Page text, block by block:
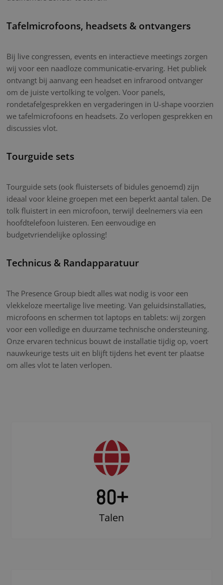
Tafelmicrofoons, headsets & ontvangers
Bij live congressen, events en interactieve meetings zorgen
wij voor een naadloze communicatie-ervaring. Het publiek
ontvangt bij aanvang een headset en infrarood ontvanger
om de juiste vertolking te volgen. Voor panels,
rondetafelgesprekken en vergaderingen in U-shape voorzien
we tafelmicrofoons en headsets. Zo verlopen gesprekken en
discussies vlot.
Tourguide sets
Tourguide sets (ook fluistersets of bidules genoemd) zijn
ideaal voor kleine groepen met een beperkt aantal talen. De
tolk fluistert in een microfoon, terwijl deelnemers via een
hoofdtelefoon luisteren. Een eenvoudige en
budgetvriendelijke oplossing!
Technicus & Randapparatuur
The Presence Group biedt alles wat nodig is voor een
vlekkeloze meertalige live meeting. Van geluidsinstallaties,
microfoons en schermen tot laptops en tablets: wij zorgen
voor een volledige en duurzame technische ondersteuning.
Onze ervaren technicus bouwt de installatie tijdig op, voert
nauwkeurige tests uit en blijft tijdens het event ter plaatse
om alles vlot te laten verlopen.
80+
Talen